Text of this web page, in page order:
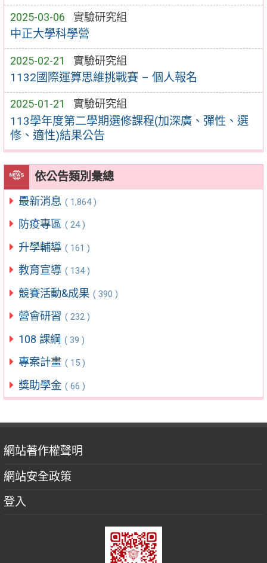
2025-03-06 實驗研究組
中正大學科學營
2025-02-21 實驗研究組
1132國際運算思維挑戰賽 – 個人報名
2025-01-21 實驗研究組
113學年度第二學期選修課程(加深廣、彈性、選
修、適性)結果公告
依公告類別彙總
最新消息 ( 1,864 )
防疫專區 ( 24 )
升學輔導 ( 161 )
教育宣導 ( 134 )
競賽活動&成果 ( 390 )
營會研習 ( 232 )
108 課綱 ( 39 )
專案計畫 ( 15 )
獎助學金 ( 66 )
網站著作權聲明
網站安全政策
登入